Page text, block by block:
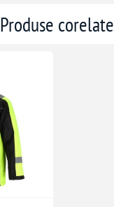
Produse corelate